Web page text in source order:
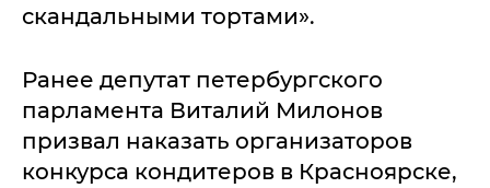
скандальными тортами».
Ранее депутат петербургского
парламента Виталий Милонов
призвал наказать организаторов
конкурса кондитеров в Красноярске,